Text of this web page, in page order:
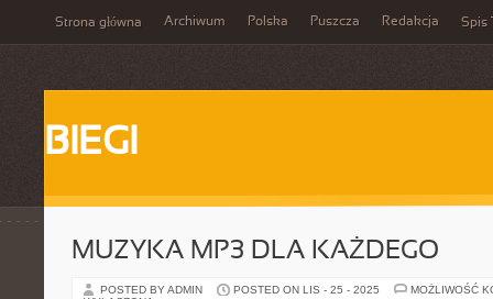
Strona główna Archiwum Polska Puszcza Redakcja Spis
BIEGI
MUZYKA MP3 DLA KAŻDEGO
POSTED BY ADMIN POSTED ON LIS - 25 - 2025
MOŻLIWOŚĆ